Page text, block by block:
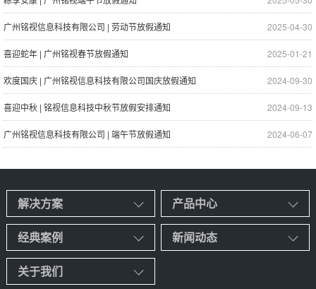
2025-04-30
广州铭视信息科技有限公司 | 劳动节放假通知
2025-01-21
喜迎蛇年 | 广州铭视春节放假通知
2024-09-30
欢度国庆 | 广州铭视信息科技有限公司国庆放假通知
2024-09-13
喜迎中秋 | 铭视信息科技中秋节放假安排通知
2024-06-07
广州铭视信息科技有限公司 | 端午节放假通知
解决方案 产品中心
经典案例 新闻动态
关于我们